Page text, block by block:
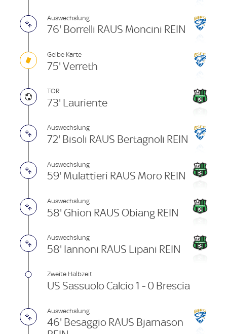
Auswechslung
76' Borrelli RAUS Moncini REIN
Gelbe Karte
75' Verreth
TOR
73' Lauriente
Auswechslung
72' Bisoli RAUS Bertagnoli REIN
Auswechslung
59' Mulattieri RAUS Moro REIN
Auswechslung
58' Ghion RAUS Obiang REIN
Auswechslung
58' Iannoni RAUS Lipani REIN
Zweite Halbzeit
US Sassuolo Calcio 1 - 0 Brescia
Auswechslung
46' Besaggio RAUS Bjarnason